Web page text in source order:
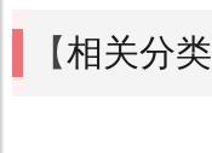
【相关分类